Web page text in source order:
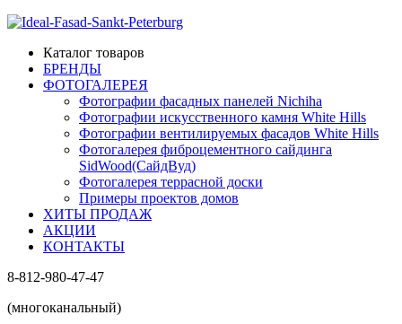
Каталог товаров
БРЕНДЫ
ФОТОГАЛЕРЕЯ
Фотографии фасадных панелей Nichiha
Фотографии искусственного камня White Hills
Фотографии вентилируемых фасадов White Hills
Фотогалерея фиброцементного сайдинга
SidWood(СайдВуд)
Фотогалерея террасной доски
Примеры проектов домов
ХИТЫ ПРОДАЖ
АКЦИИ
КОНТАКТЫ
8-812-980-47-47
(многоканальный)